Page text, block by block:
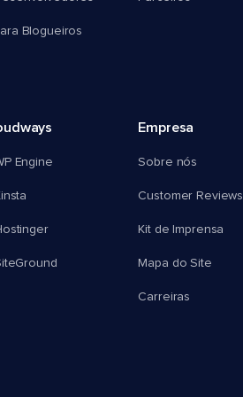
Blogueiros
Engine
Empresa
Sobre nós
Customer Reviews
Kit de Imprensa
Mapa do Site
Carreiras